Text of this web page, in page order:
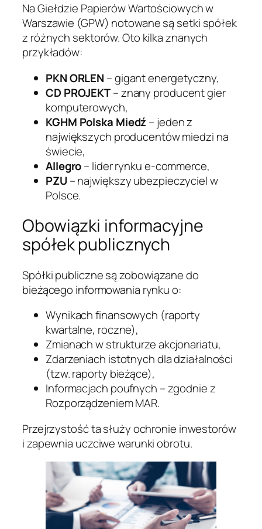
Na Giełdzie Papierów Wartościowych w
Warszawie (GPW) notowane są setki spółek
z różnych sektorów. Oto kilka znanych
przykładów:
PKN ORLEN – gigant energetyczny,
CD PROJEKT– znany producent gier
komputerowych,
KGHM Polska Miedź – jeden z
największych producentów miedzi na
świecie,
Allegro– lider rynku e-commerce,
PZU – największy ubezpieczyciel w
Polsce.
Obowiązki informacyjne
spółek publicznych
Spółki publiczne są zobowiązane do
bieżącego informowania rynku o:
Wynikach finansowych (raporty
kwartalne, roczne),
Zmianach w strukturze akcjonariatu,
Zdarzeniach istotnych dla działalności
(tzw. raporty bieżące),
Informacjach poufnych – zgodnie z
Rozporządzeniem MAR.
Przejrzystość ta służy ochronie inwestorów
i zapewnia uczciwe warunki obrotu.